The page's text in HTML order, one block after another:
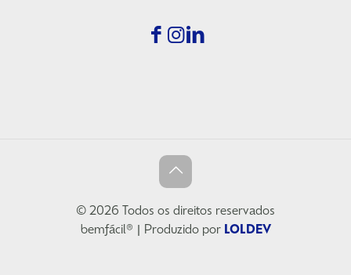
© 2026 Todos os direitos reservados
bemfácil® | Produzido por LOLDEV